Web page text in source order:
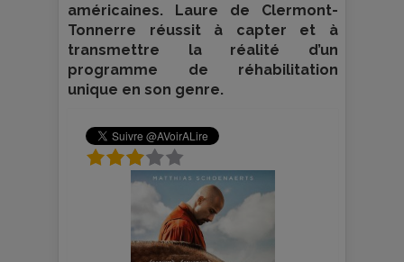
américaines. Laure de Clermont-
Tonnerre réussit à capter et à
transmettre la réalité d’un
programme de réhabilitation
unique en son genre.